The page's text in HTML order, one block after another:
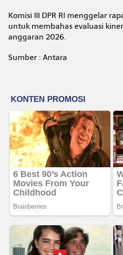
Komisi III DPR RI menggelar
untuk membahas evaluasi
anggaran 2026.
Sumber : Antara